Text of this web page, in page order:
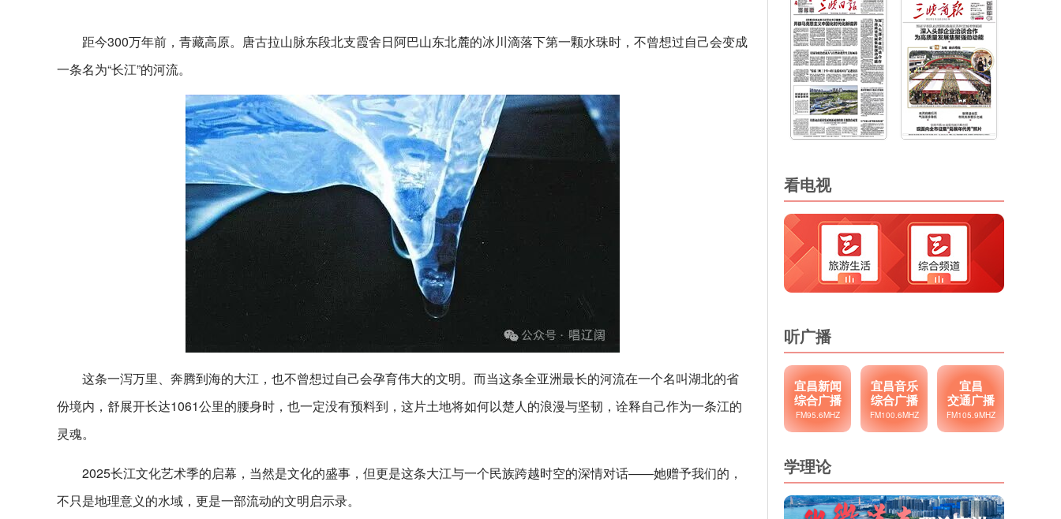
距今300万年前，青藏高原。唐古拉山脉东段北支霞舍日阿巴山东北麓的冰川滴落下第一颗水珠时，不曾想过自己会变成
一条名为“长江”的河流。
这条一泻万里、奔腾到海的大江，也不曾想过自己会孕育伟大的文明。而当这条全亚洲最长的河流在一个名叫湖北的省
份境内，舒展开长达1061公里的腰身时，也一定没有预料到，这片土地将如何以楚人的浪漫与坚韧，诠释自己作为一条江的
灵魂。
2025长江文化艺术季的启幕，当然是文化的盛事，但更是这条大江与一个民族跨越时空的深情对话——她赠予我们的，
不只是地理意义的水域，更是一部流动的文明启示录。
看电视
听广播
宜昌新闻
综合广播
FM95.6MHZ
宜昌音乐
综合广播
FM100.6MHZ
宜昌
交通广播
FM105.9MHZ
学理论